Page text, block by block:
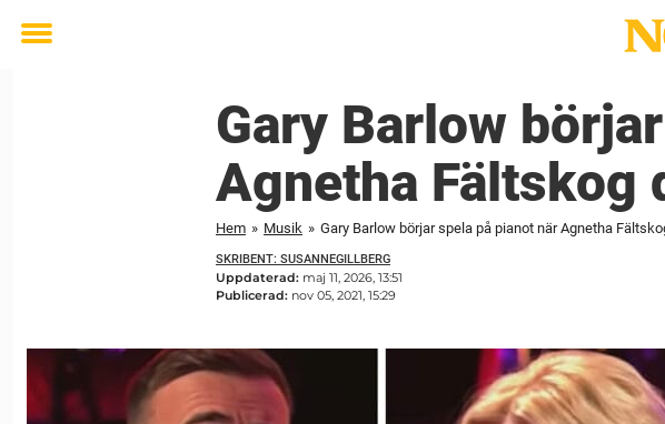
Toggle
Gary Barlow
Agnetha Fältskog
Hem » Musik » Gary Barlow börjar spela på pianot när Agnetha
SKRIBENT: SUSANNEGILLBERG
Uppdaterad: maj 11, 2026, 13:51
Publicerad: nov 05, 2021, 15:29